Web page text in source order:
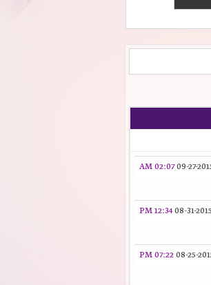
09-27-
02:07 AM
08-31-2015
12:34 PM
08-25-
07:22 PM